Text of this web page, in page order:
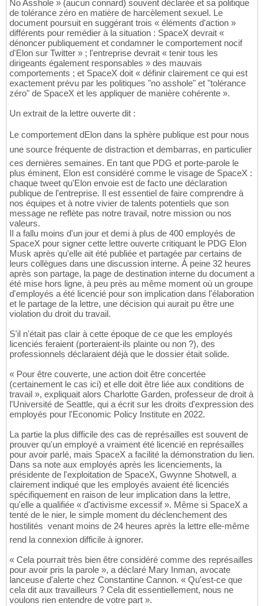
No Asshole » (aucun connard) souvent déclarée et sa politique
de tolérance zéro en matière de harcèlement sexuel. Le
document poursuit en suggérant trois « éléments d'action »
différents pour remédier à la situation : SpaceX devrait «
dénoncer publiquement et condamner le comportement nocif
d'Elon sur Twitter » ; l'entreprise devrait « tenir tous les
dirigeants également responsables » des mauvais
comportements ; et SpaceX doit « définir clairement ce qui est
exactement prévu par les politiques "no asshole" et "tolérance
zéro" de SpaceX et les appliquer de manière cohérente ».
Un extrait de la lettre ouverte dit :
Le comportement dElon dans la sphère publique est pour nous
une source fréquente de distraction et dembarras, en particulier
ces dernières semaines. En tant que PDG et porte-parole le
plus éminent, Elon est considéré comme le visage de SpaceX :
chaque tweet qu'Elon envoie est de facto une déclaration
publique de l'entreprise. Il est essentiel de faire comprendre à
nos équipes et à notre vivier de talents potentiels que son
message ne reflète pas notre travail, notre mission ou nos
valeurs.
Il a fallu moins d'un jour et demi à plus de 400 employés de
SpaceX pour signer cette lettre ouverte critiquant le PDG Elon
Musk après qu'elle ait été publiée et partagée par certains de
leurs collègues dans une discussion interne. À peine 32 heures
après son partage, la page de destination interne du document a
été mise hors ligne, à peu près au même moment où un groupe
d'employés a été licencié pour son implication dans l'élaboration
et le partage de la lettre, une décision qui aurait pu être une
violation du droit du travail.
S'il n'était pas clair à cette époque de ce que les employés
licenciés feraient (porteraient-ils plainte ou non ?), des
professionnels déclaraient déjà que le dossier était solide.
« Pour être couverte, une action doit être concertée
(certainement le cas ici) et elle doit être liée aux conditions de
travail », expliquait alors Charlotte Garden, professeur de droit à
l'Université de Seattle, qui a écrit sur les droits d'expression des
employés pour l'Economic Policy Institute en 2022.
La partie la plus difficile des cas de représailles est souvent de
prouver qu'un employé a vraiment été licencié en représailles
pour avoir parlé, mais SpaceX a facilité la démonstration du lien.
Dans sa note aux employés après les licenciements, la
présidente de l'exploitation de SpaceX, Gwynne Shotwell, a
clairement indiqué que les employés avaient été licenciés
spécifiquement en raison de leur implication dans la lettre,
qu'elle a qualifiée « d'activisme excessif ». Même si SpaceX a
tenté de le nier, le simple moment du déclenchement des
hostilités  venant moins de 24 heures après la lettre elle-même 
rend la connexion difficile à ignorer.
« Cela pourrait très bien être considéré comme des représailles
pour avoir pris la parole », a déclaré Mary Inman, avocate
lanceuse d'alerte chez Constantine Cannon. « Qu'est-ce que
cela dit aux travailleurs ? Cela dit essentiellement, nous ne
voulons rien entendre de votre part ».